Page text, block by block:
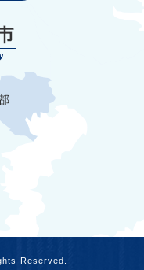
Reserved.